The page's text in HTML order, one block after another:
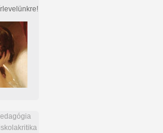
iskolakritika